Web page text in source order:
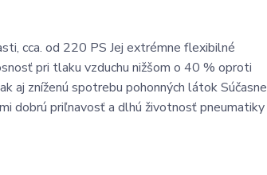
cca. od 220 PS Jej extrémne flexibilné
pri tlaku vzduchu nižšom o 40 % oproti
aj zníženú spotrebu pohonných látok Súčasne
dobrú priľnavosť a dlhú životnosť pneumatiky